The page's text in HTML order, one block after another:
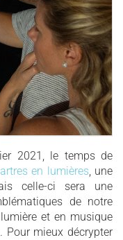
2021, le temps de
en lumières, une
celle-ci sera une
de notre
et en musique
Pour mieux décrypter